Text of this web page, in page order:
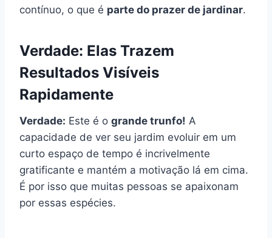
contínuo, o que é parte do prazer de jardinar.
Verdade: Elas Trazem
Resultados Visíveis
Rapidamente
Verdade: Este é o grande trunfo! A
capacidade de ver seu jardim evoluir em um
curto espaço de tempo é incrivelmente
gratificante e mantém a motivação lá em cima.
É por isso que muitas pessoas se apaixonam
por essas espécies.